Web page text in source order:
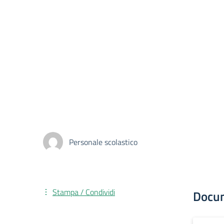
Personale scolastico
Stampa / Condividi